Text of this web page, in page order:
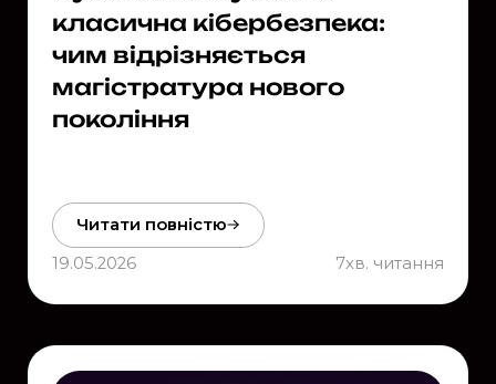
класична кібербезпека:
чим відрізняється
магістратура нового
покоління
Читати повністю
19.05.2026
7хв. читання